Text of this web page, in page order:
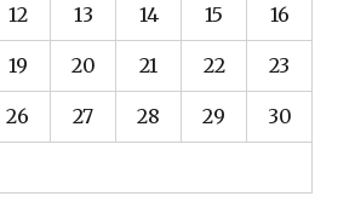
12 13 14 15 16
19 20 21 22 23
26 27 28 29 30